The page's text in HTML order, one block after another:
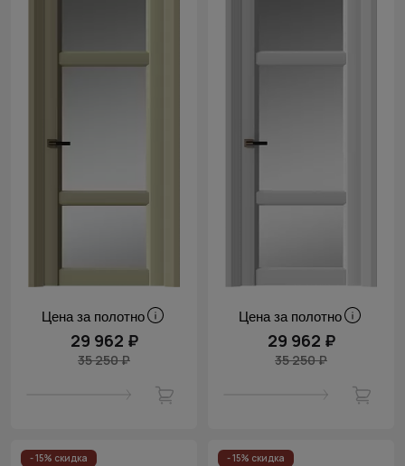
Цена за полотно
29 962 ₽
35 250 ₽
Цена за полотно
29 962 ₽
35 250 ₽
- 15% скидка - 15% скидка